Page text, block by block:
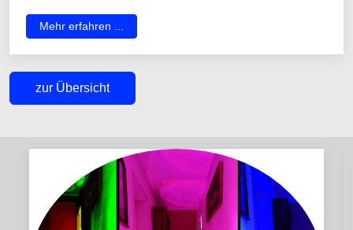
Mehr erfahren ...
zur Übersicht